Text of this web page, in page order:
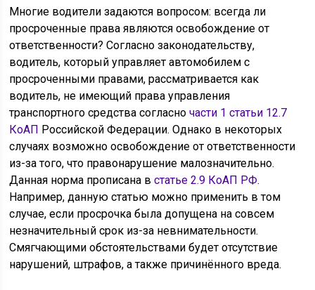
Многие водители задаются вопросом: всегда ли
просроченные права являются освобождение от
ответственности? Согласно законодательству,
водитель, который управляет автомобилем с
просроченными правами, рассматривается как
водитель, не имеющий права управления
транспортного средства согласночасти 1 статьи 12.7
КоАП Российской Федерации. Однако в некоторых
случаях возможно освобождение от ответственности
из-за того, что правонарушение малозначительно.
Данная норма прописана встатье 2.9 КоАП РФ.
Например, данную статью можно применить в том
случае, если просрочка была допущена на совсем
незначительный срок из-за невнимательности.
Смягчающими обстоятельствами будет отсутствие
нарушений, штрафов, а также причинённого вреда.